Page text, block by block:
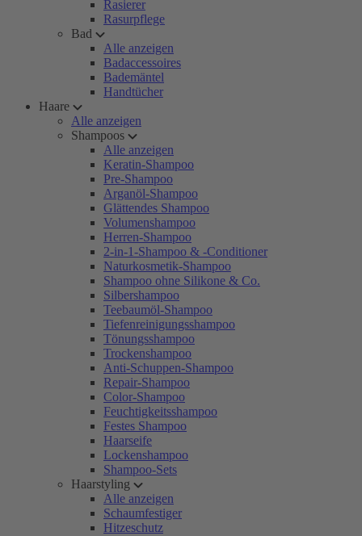
Rasierer
Rasurpflege
Bad
Alle anzeigen
Badaccessoires
Bademäntel
Handtücher
Haare
Alle anzeigen
Shampoos
Alle anzeigen
Keratin-Shampoo
Pre-Shampoo
Arganöl-Shampoo
Glättendes Shampoo
Volumenshampoo
Herren-Shampoo
2-in-1-Shampoo & -Conditioner
Naturkosmetik-Shampoo
Shampoo ohne Silikone & Co.
Silbershampoo
Teebaumöl-Shampoo
Tiefenreinigungsshampoo
Tönungsshampoo
Trockenshampoo
Anti-Schuppen-Shampoo
Repair-Shampoo
Color-Shampoo
Feuchtigkeitsshampoo
Festes Shampoo
Haarseife
Lockenshampoo
Shampoo-Sets
Haarstyling
Alle anzeigen
Schaumfestiger
Hitzeschutz